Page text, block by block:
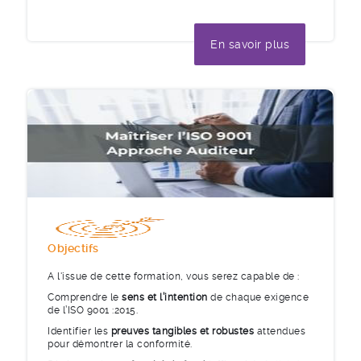
En savoir plus
Objectifs
A l'issue de cette formation, vous serez capable de :
Comprendre le sens et l’intention de chaque exigence
de l’ISO 9001 :2015.
Identifier les preuves tangibles et robustes attendues
pour démontrer la conformité.